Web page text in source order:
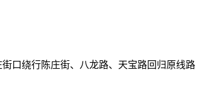
口绕行陈庄街、八龙路、天宝路回归原线路